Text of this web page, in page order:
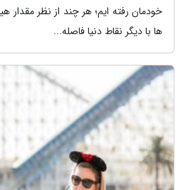
خودمان رفته ایم؛ هر چند از نظر مقدار
ها با دیگر نقاط دنیا فاصله...